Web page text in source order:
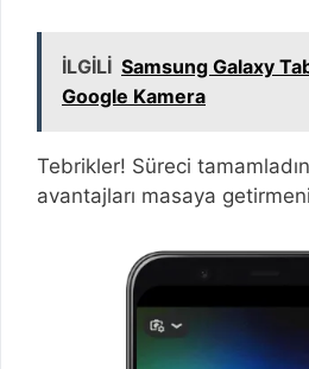
İLGİLİ Samsung Galaxy
Google Kamera
Tebrikler! Süreci
avantajları masaya